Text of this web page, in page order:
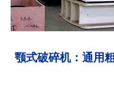
颚式破碎机：通用